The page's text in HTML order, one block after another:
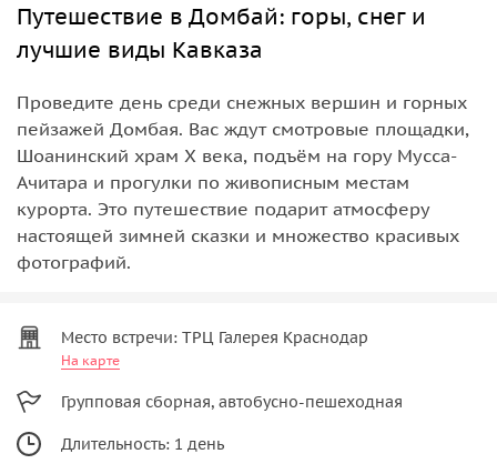
Путешествие в Домбай: горы, снег и
лучшие виды Кавказа
Проведите день среди снежных вершин и горных
пейзажей Домбая. Вас ждут смотровые площадки,
Шоанинский храм X века, подъём на гору Мусса-
Ачитара и прогулки по живописным местам
курорта. Это путешествие подарит атмосферу
настоящей зимней сказки и множество красивых
фотографий.
Место встречи: ТРЦ Галерея Краснодар
На карте
Групповая сборная, автобусно-пешеходная
Длительность: 1 день